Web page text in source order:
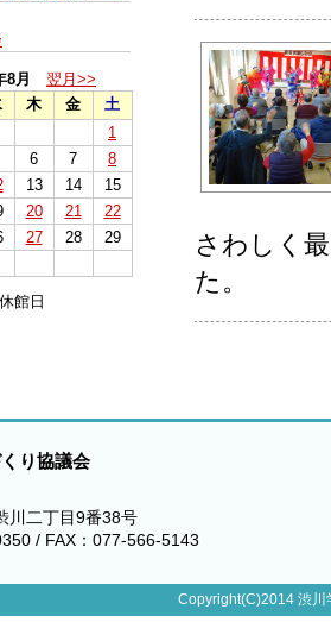
8月
翌月>>
木 金
土
1
6 7
8
13 14
15
20 21
22
27 28
29
館日
さわしく
た。
り協議会
川二丁目9番38号
/ FAX：077-566-5143
Copyright(C)2014 渋川